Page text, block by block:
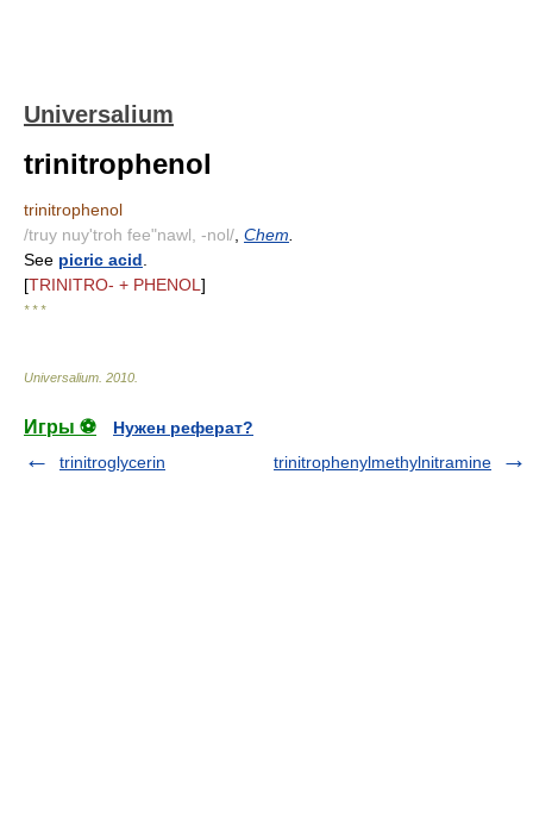
Universalium
trinitrophenol
trinitrophenol
/truy nuy'troh fee"nawl, -nol/ Chem
See picric acid
[TRINITRO- + PHENOL ]
* * *
Universalium 2010
Игры ⚽
Нужен реферат?
trinitroglycerin
trinitrophenylmethylnitramine